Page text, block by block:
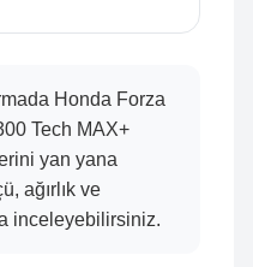
Honda Forza
Tech MAX+
yan yana
ağırlık ve
inceleyebilirsiniz.